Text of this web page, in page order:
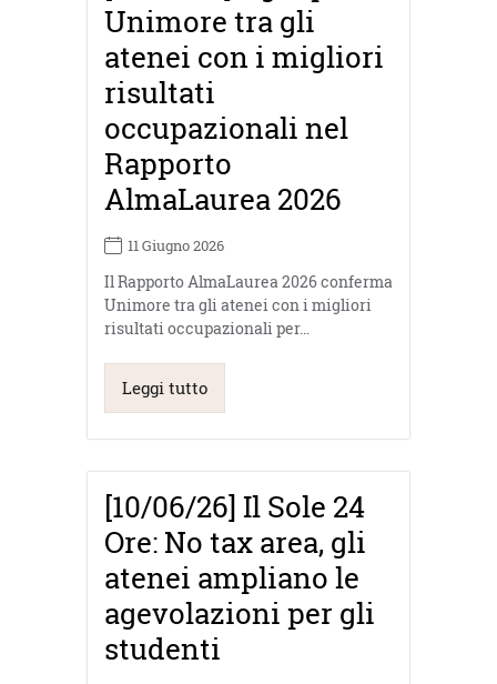
Unimore tra gli
atenei con i migliori
risultati
occupazionali nel
Rapporto
AlmaLaurea 2026
11 Giugno 2026
Il Rapporto AlmaLaurea 2026 conferma
Unimore tra gli atenei con i migliori
risultati occupazionali per…
Leggi tutto
[10/06/26] Il Sole 24
Ore: No tax area, gli
atenei ampliano le
agevolazioni per gli
studenti